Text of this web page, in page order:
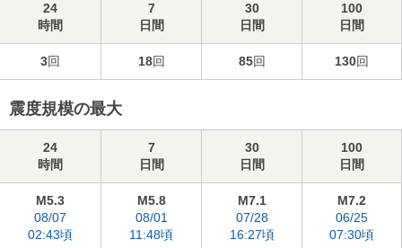
24
時間
7
日間
30
日間
100
日間
3回 18回 85回 130回
震度規模の最大
24
時間
7
日間
30
日間
100
日間
M5.3
08/07
02:43頃
M5.8
08/01
11:48頃
M7.1
07/28
16:27頃
M7.2
06/25
07:30頃